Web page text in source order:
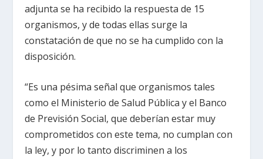
adjunta se ha recibido la respuesta de 15
organismos, y de todas ellas surge la
constatación de que no se ha cumplido con la
disposición.
“Es una pésima señal que organismos tales
como el Ministerio de Salud Pública y el Banco
de Previsión Social, que deberían estar muy
comprometidos con este tema, no cumplan con
la ley, y por lo tanto discriminen a los